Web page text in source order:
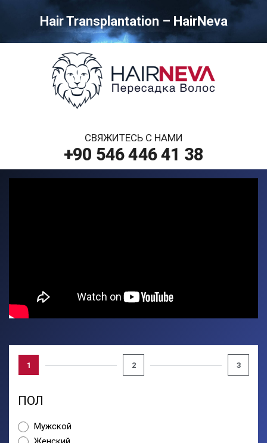
Hair Transplantation – HairNeva
СВЯЖИТЕСЬ С НАМИ
+90 546 446 41 38
1 2 3
ПОЛ
Мужской